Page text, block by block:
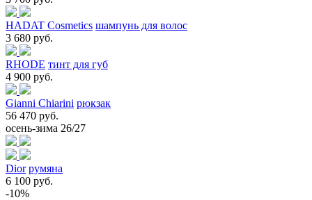
HADAT Cosmetics шампунь для волос
3 680 руб.
RHODE тинт для губ
4 900 руб.
Gianni Chiarini рюкзак
56 470 руб.
осень-зима 26/27
Dior румяна
6 100 руб.
-10%